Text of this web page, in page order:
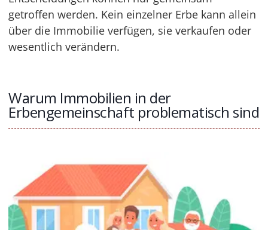
getroffen werden. Kein einzelner Erbe kann allein
über die Immobilie verfügen, sie verkaufen oder
wesentlich verändern.
Warum Immobilien in der
Erbengemeinschaft problematisch sind